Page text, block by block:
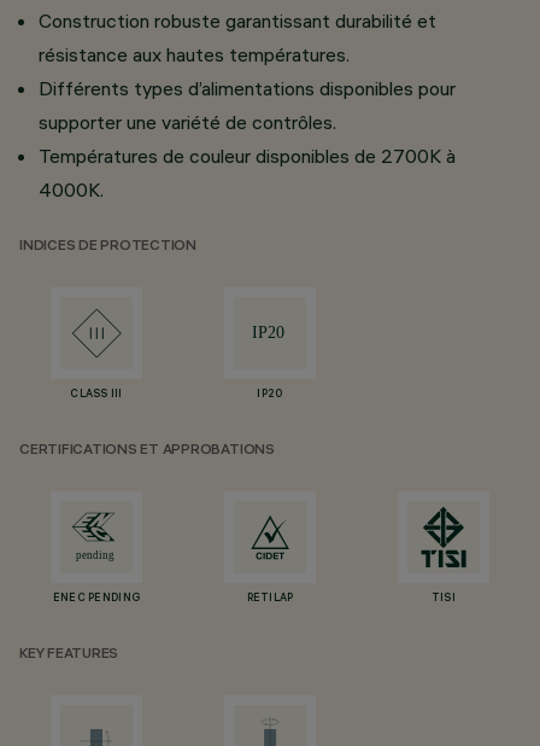
Construction robuste garantissant durabilité et
résistance aux hautes températures.
Différents types d’alimentations disponibles pour
supporter une variété de contrôles.
Températures de couleur disponibles de 2700K à
4000K.
INDICES DE PROTECTION
CLASS III IP20
CERTIFICATIONS ET APPROBATIONS
ENEC PENDING RETILAP TISI
KEY FEATURES